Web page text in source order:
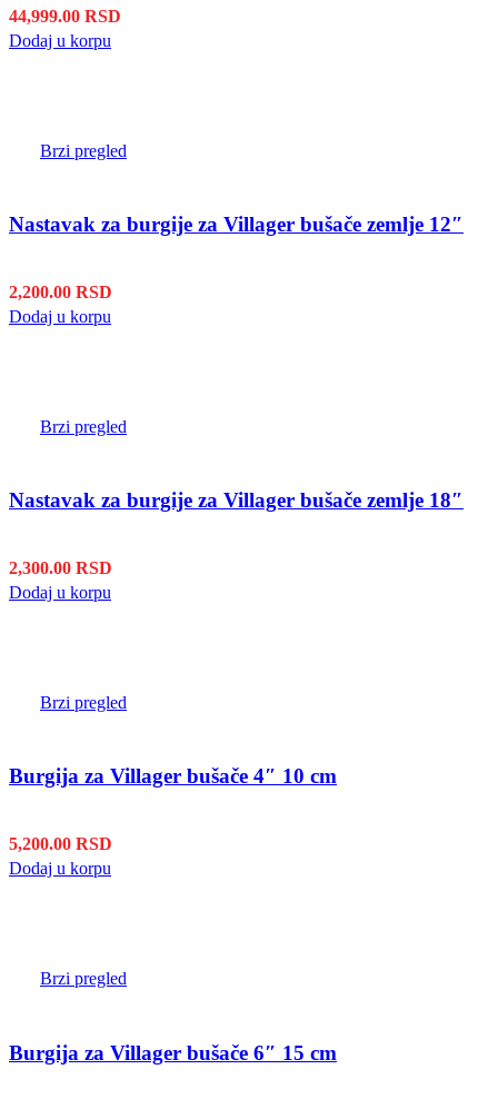
44,999.00 RSD
Dodaj u korpu
Brzi pregled
Nastavak za burgije za Villager bušače zemlje 12″
2,200.00 RSD
Dodaj u korpu
Brzi pregled
Nastavak za burgije za Villager bušače zemlje 18″
2,300.00 RSD
Dodaj u korpu
Brzi pregled
Burgija za Villager bušače 4″ 10 cm
5,200.00 RSD
Dodaj u korpu
Brzi pregled
Burgija za Villager bušače 6″ 15 cm